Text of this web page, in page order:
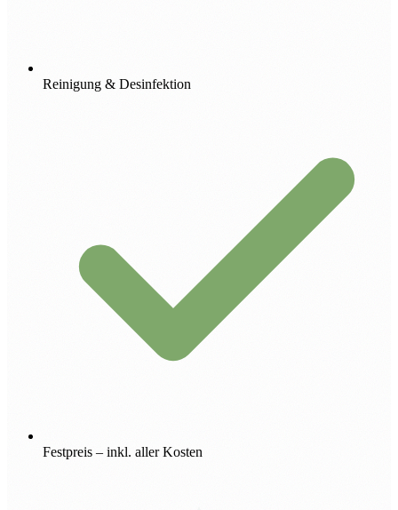
Reinigung & Desinfektion
Festpreis – inkl. aller Kosten